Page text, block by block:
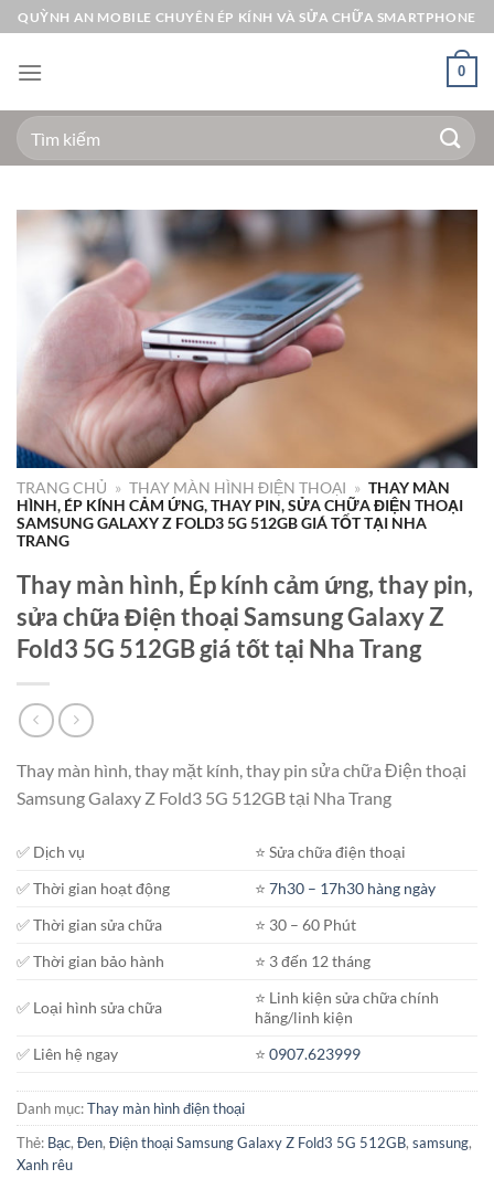
Bỏ
qua
nội
QUỲNH AN MOBILE CHUYÊN ÉP KÍNH VÀ SỬA CHỮA SMARTPHONE
0
Tìm
kiếm:
TRANG CHỦ » THAY MÀN HÌNH ĐIỆN THOẠI » THAY MÀN
HÌNH, ÉP KÍNH CẢM ỨNG, THAY PIN, SỬA CHỮA ĐIỆN THOẠI
SAMSUNG GALAXY Z FOLD3 5G 512GB GIÁ TỐT TẠI NHA
TRANG
Thay màn hình, Ép kính cảm ứng, thay pin,
sửa chữa Điện thoại Samsung Galaxy Z
Fold3 5G 512GB giá tốt tại Nha Trang
Thay màn hình, thay mặt kính, thay pin sửa chữa Điện thoại
Samsung Galaxy Z Fold3 5G 512GB tại Nha Trang
✅ Dịch vụ
⭐️ Sửa chữa điện thoại
✅ Thời gian hoạt động
⭐️7h30 – 17h30 hàng ngày
✅ Thời gian sửa chữa
⭐️ 30 – 60 Phút
✅ Thời gian bảo hành
⭐️ 3 đến 12 tháng
✅ Loại hình sửa chữa
⭐️ Linh kiện sửa chữa chính
hãng/linh kiện
✅ Liên hệ ngay
⭐️0907.623999
Danh mục:Thay màn hình điện thoại
Thẻ: Bạc, Đen, Điện thoại Samsung Galaxy Z Fold3 5G 512GB, samsung,
Xanh rêu